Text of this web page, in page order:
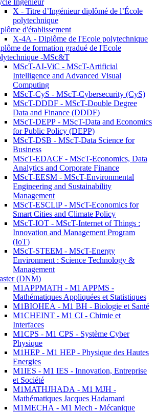
Ingénieur
X - Titre d’Ingénieur diplômé de l’École
polytechnique
d'établissement
X-4A - Diplôme de l'Ecole polytechnique
de formation gradué de l'Ecole
-MSc&T
MScT-AI-ViC - MScT-Artificial
Intelligence and Advanced Visual
Computing
MScT-CyS - MScT-Cybersecurity (CyS)
MScT-DDDF - MScT-Double Degree
Data and Finance (DDDF)
MScT-DEPP - MScT-Data and Economics
for Public Policy (DEPP)
MScT-DSB - MScT-Data Science for
Business
MScT-EDACF - MScT-Economics, Data
Analytics and Corporate Finance
MScT-EESM - MScT-Environmental
Engineering and Sustainability
Management
MScT-ESCLiP - MScT-Economics for
Smart Cities and Climate Policy
MScT-IOT - MScT-Internet of Things :
Innovation and Management Program
(IoT)
MScT-STEEM - MScT-Energy
Environment : Science Technology &
Management
(DNM)
M1APPMATH - M1 APPMS -
Mathématiques Appliquées et Statistiques
M1BIOHEA - M1 BH - Biologie et Santé
M1CHEINT - M1 CI - Chimie et
Interfaces
M1CPS - M1 CPS - Système Cyber
Physique
M1HEP - M1 HEP - Physique des Hautes
Energies
M1IES - M1 IES - Innovation, Entreprise
et Société
M1MATHJHADA - M1 MJH -
Mathématiques Jacques Hadamard
M1MECHA - M1 Mech - Mécanique